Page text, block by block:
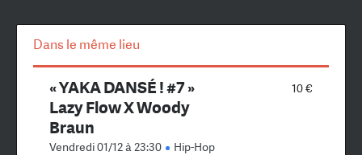
Dans le même lieu
10 €
« YAKA DANSÉ ! #7 »
Lazy Flow X Woody
Braun
Vendredi 01/12 à 23:30 Hip-Hop